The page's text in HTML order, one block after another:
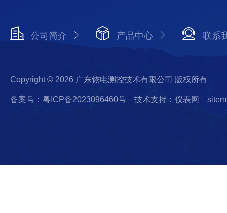
公司简介 产品中心 联系
Copyright © 2026 广东铱电测控技术有限公司 版权所有
备案号：粤ICP备2023096460号 技术支持：仪表网